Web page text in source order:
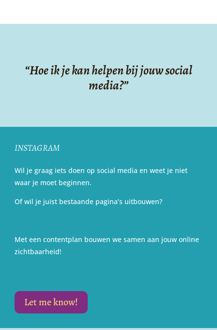
“Hoe ik je kan helpen bij jouw social
media?”
INSTAGRAM
Wil je graag iets doen op social media en weet je niet
waar je moet beginnen.
Of wil je juist bestaande pagina’s uitbouwen?
Met een contentplan bouwen we samen aan jouw online
zichtbaarheid!
Let me know!